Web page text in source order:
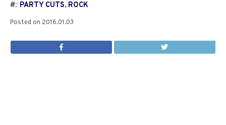
#: PARTY CUTS, ROCK
Posted on 2016.01.03